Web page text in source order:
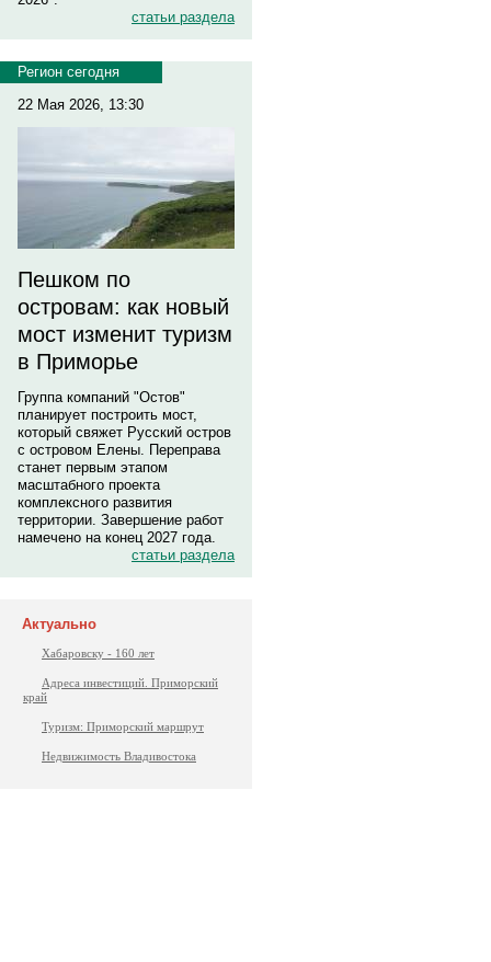
статьи раздела
Регион сегодня
22 Мая 2026, 13:30
Пешком по
островам: как новый
мост изменит туризм
в Приморье
Группа компаний "Остов"
планирует построить мост,
который свяжет Русский остров
с островом Елены. Переправа
станет первым этапом
масштабного проекта
комплексного развития
территории. Завершение работ
намечено на конец 2027 года.
статьи раздела
Актуально
Хабаровску - 160 лет
Адреса инвестиций. Приморский
край
Туризм: Приморский маршрут
Недвижимость Владивостока